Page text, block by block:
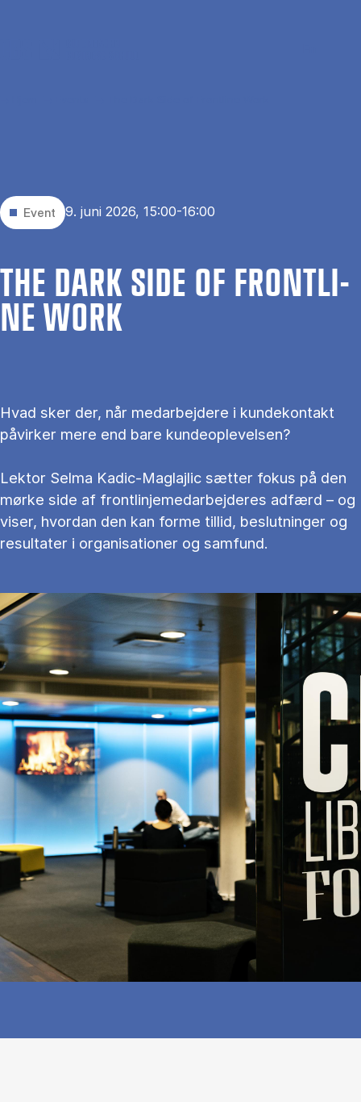
Event 9. juni 2026, 15:00-16:00
THE DARK SIDE OF FRONT­LI­
NE WORK
Hvad sker der, når medarbejdere i kundekontakt
påvirker mere end bare kundeoplevelsen?
Lektor Selma Kadic-Maglajlic sætter fokus på den
mørke side af frontlinjemedarbejderes adfærd – og
viser, hvordan den kan forme tillid, beslutninger og
resultater i organisationer og samfund.